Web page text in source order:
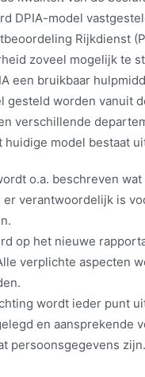
DPIA-model
Rijkdienst
zoveel mogelijk te
een bruikbaar
gesteld worden vanuit
verschillende
huidige model bestaat
o.a. beschreven
er verantwoordelijk is
op het nieuwe
verplichte aspecten
wordt ieder punt
en aansprekende
persoonsgegevens zijn.